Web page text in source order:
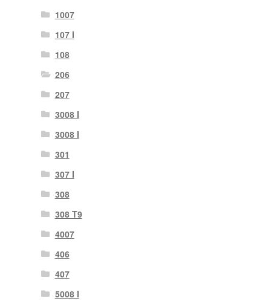
1007
107 I
108
206
207
3008 I
3008 I
301
307 I
308
308 T9
4007
406
407
5008 I